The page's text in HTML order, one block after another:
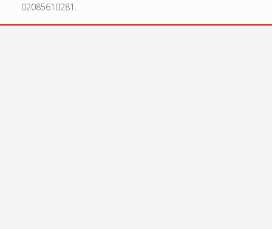
02085610281.